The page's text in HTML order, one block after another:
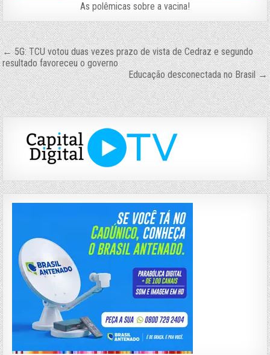
As polêmicas sobre a vacina!
Navegação
de
Post
← 5G: TCU votou duas vezes prazo de vista de Cedraz e segundo
resultado favoreceu o governo
Educação desconectada no Brasil →